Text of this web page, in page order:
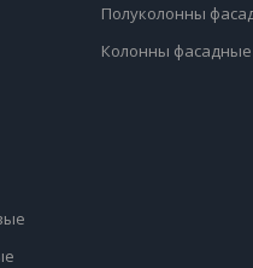
Полуколонны
Колонны фасадные